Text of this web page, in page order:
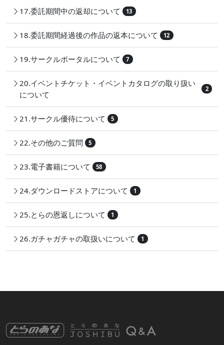
17.委託期間中の返却について 13
18.委託期間経過後の作品の返本について 12
19.サークルポータルについて 7
20.イベントチケット・イベントカタログの取り扱い
について
2
21.サークル優待について 5
22.その他のご質問 5
23.電子書籍について 58
24.ダウンロードストアについて 1
25.とらの恩返しについて 1
26.ガチャガチャの取扱いについて 1